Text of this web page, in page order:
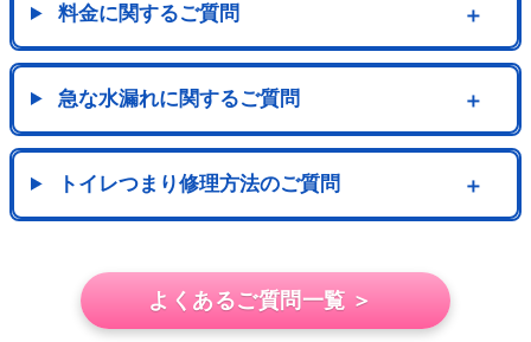
料金に関するご質問 ＋
急な水漏れに関するご質問 ＋
トイレつまり修理方法のご質問 ＋
よくあるご質問一覧 ＞